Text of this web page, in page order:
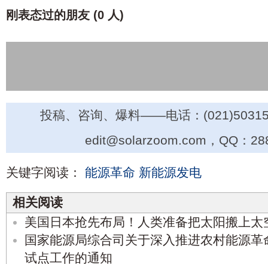
刚表态过的朋友 (0 人)
投稿、咨询、爆料——电话：
edit@solarzoom.com，QQ：
关键字阅读： 能源革命 新能源发电
相关阅读
美国日本抢先布局！人类准备把太阳搬上
国家能源局综合司关于深入推进农村能源
试点工作的通知